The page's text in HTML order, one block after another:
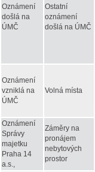
Oznámení
došlá na
ÚMČ
Ostatní
oznámení
došlá na ÚMČ
Oznámení
vzniklá na
ÚMČ
Volná místa
Oznámení
Správy
majetku
Praha 14
a.s.,
Záměry na
pronájem
nebytových
prostor